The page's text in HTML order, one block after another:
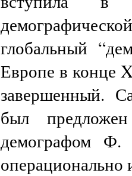
глобальный
Европе в конце
завершенный.
был
демографом Ф.
операционально